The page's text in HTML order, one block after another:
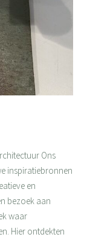
Ons
inspiratiebronnen
en
bezoek aan
waar
Hier ontdekten